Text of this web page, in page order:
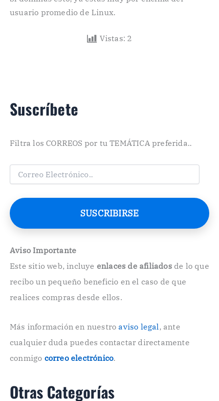
usuario promedio de Linux.
Vistas: 2
Suscríbete
Filtra los CORREOS por tu TEMÁTICA preferida..
C
e
o
e
t
ó
n
o
.
SUSCRIBIRSE
Aviso Importante
Este sitio web, incluye enlaces de afiliadosde lo que
recibo un pequeño beneficio en el caso de que
realices compras desde ellos.
Más información en nuestroaviso legal , ante
cualquier duda puedes contactar directamente
conmigo correo electrónico.
Otras Categorías